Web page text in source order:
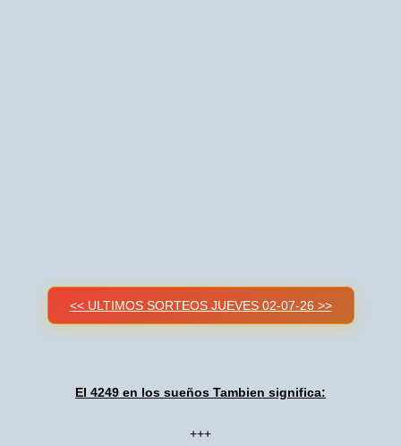
<< ULTIMOS SORTEOS JUEVES 02-07-26 >>
El 4249 en los sueños Tambien significa:
+++